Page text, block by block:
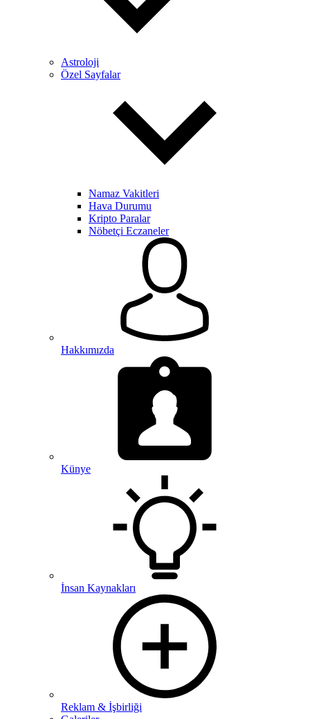
Astroloji
Özel Sayfalar
Namaz Vakitleri
Hava Durumu
Kripto Paralar
Nöbetçi Eczaneler
Hakkımızda
Künye
İnsan Kaynakları
Reklam & İşbirliği